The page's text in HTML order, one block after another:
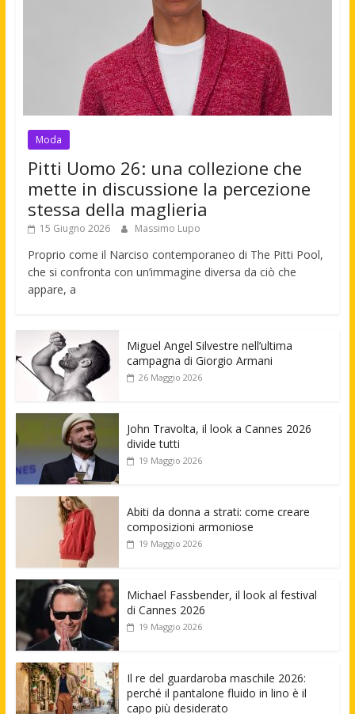
Moda
Pitti Uomo 26: una collezione che
mette in discussione la percezione
stessa della maglieria
15 Giugno 2026 Massimo Lupo
Proprio come il Narciso contemporaneo di The Pitti Pool,
che si confronta con un’immagine diversa da ciò che
appare, a
Miguel Angel Silvestre nell’ultima
campagna di Giorgio Armani
26 Maggio 2026
John Travolta, il look a Cannes 2026
divide tutti
19 Maggio 2026
Abiti da donna a strati: come creare
composizioni armoniose
19 Maggio 2026
Michael Fassbender, il look al festival
di Cannes 2026
19 Maggio 2026
Il re del guardaroba maschile 2026:
perché il pantalone fluido in lino è il
capo più desiderato